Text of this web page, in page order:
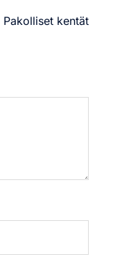
Pakolliset kentät